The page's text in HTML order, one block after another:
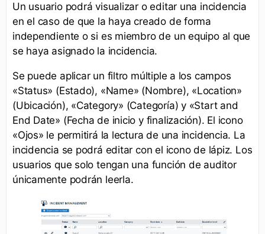
Un usuario podrá visualizar o editar una incidencia
en el caso de que la haya creado de forma
independiente o si es miembro de un equipo al que
se haya asignado la incidencia.
Se puede aplicar un filtro múltiple a los campos
«Status» (Estado), «Name» (Nombre), «Location»
(Ubicación), «Category» (Categoría) y «Start and
End Date» (Fecha de inicio y finalización). El icono
«Ojos» le permitirá la lectura de una incidencia. La
incidencia se podrá editar con el icono de lápiz. Los
usuarios que solo tengan una función de auditor
únicamente podrán leerla.